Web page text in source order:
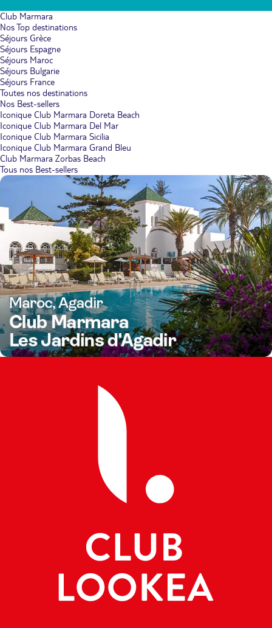
Club Marmara
Nos Top destinations
Séjours Grèce
Séjours Espagne
Séjours Maroc
Séjours Bulgarie
Séjours France
Toutes nos destinations
Nos Best-sellers
Iconique Club Marmara Doreta Beach
Iconique Club Marmara Del Mar
Iconique Club Marmara Sicilia
Iconique Club Marmara Grand Bleu
Club Marmara Zorbas Beach
Tous nos Best-sellers